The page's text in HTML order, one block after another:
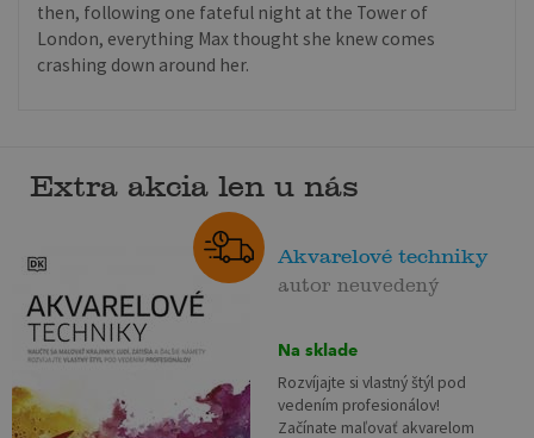
then, following one fateful night at the Tower of
London, everything Max thought she knew comes
crashing down around her.
Extra akcia len u nás
Akvarelové techniky
autor neuvedený
Na sklade
Rozvíjajte si vlastný štýl pod
vedením profesionálov!
Začínate maľovať akvarelom